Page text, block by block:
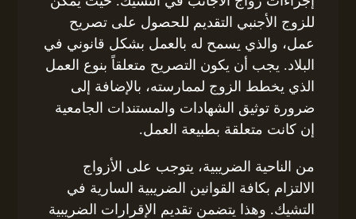
للزوج الأجنبي التقديم للحصول على تصريح
عمل، والذي يسمح له بالعمل بشكل قانوني في
البلاد. يجب أن يكون التصريح متعلقاً بنوع العمل
الذي يخطط الزوج لممارسته، بالإضافة إلى
ضرورة توثيق الشهادات والمستندات الجامعية
إن كانت متعلقة بطبيعة العمل.
من الناحية الضريبية، يتوجب على الأزواج
الالتزام بكافة القوانين الضريبية السارية في
التشيك. وهذا يتضمن تقديم الإقرارات الضريبية